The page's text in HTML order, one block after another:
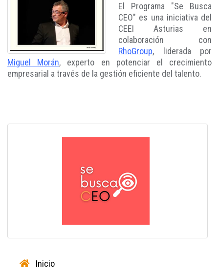
El Programa "Se Busca
CEO" es una iniciativa del
CEEI Asturias en
colaboración con
RhoGroup, liderada por
Miguel Morán, experto en potenciar el crecimiento
empresarial a través de la gestión eficiente del talento.
Inicio